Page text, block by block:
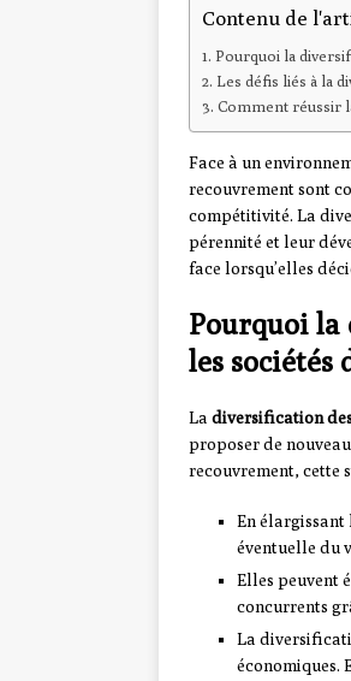
Contenu de
Pourquoi la
Les défis liés à la
Comment réussir
Face à un
recouvrement sont
compétitivité. La
pérennité et leur
face lorsqu’elles
Pourquoi la
les sociétés
La diversification
proposer de
recouvrement, cette
En élargissant
éventuelle du
Elles peuvent
concurrents
La
économiques.